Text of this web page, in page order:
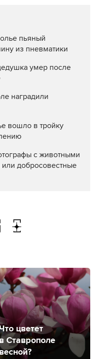
пьяный
из пневматики
умер после
наградили
вошло в тройку
с животными
добросовестные
цветет
в Ставрополе